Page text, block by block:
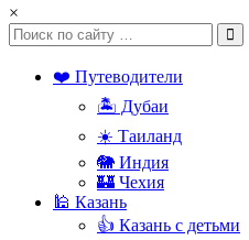
×
❤️ Путеводители
🏝️ Дубаи
☀️ Таиланд
🐘 Индия
🏰 Чехия
🕌 Казань
👍 Казань с детьми